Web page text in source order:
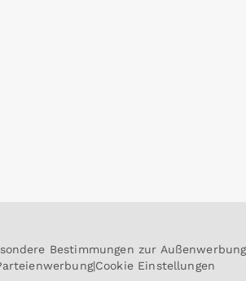
Bestimmungen zur Außenwerbung
Cookie Einstellungen